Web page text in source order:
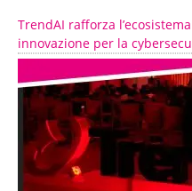
TrendAI rafforza
innovazione per la